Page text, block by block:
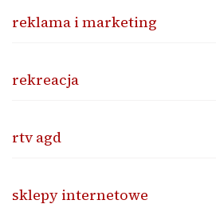
reklama i marketing
rekreacja
rtv agd
sklepy internetowe